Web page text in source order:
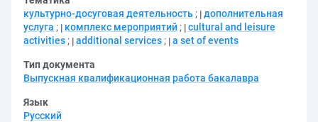
культурно-досуговая деятельность ; дополнительная
услуга ; комплекс мероприятий ; cultural and leisure
activities ; additional services ; a set of events
Тип документа
Выпускная квалификационная работа бакалавра
Язык
Русский